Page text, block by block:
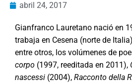
abril 24, 2017
Gianfranco Lauretano nació en
trabaja en Cesena (norte de
entre otros, los volúmenes de
corpo (1997, reeditada en 2011),
nascessi (2004), Racconto della